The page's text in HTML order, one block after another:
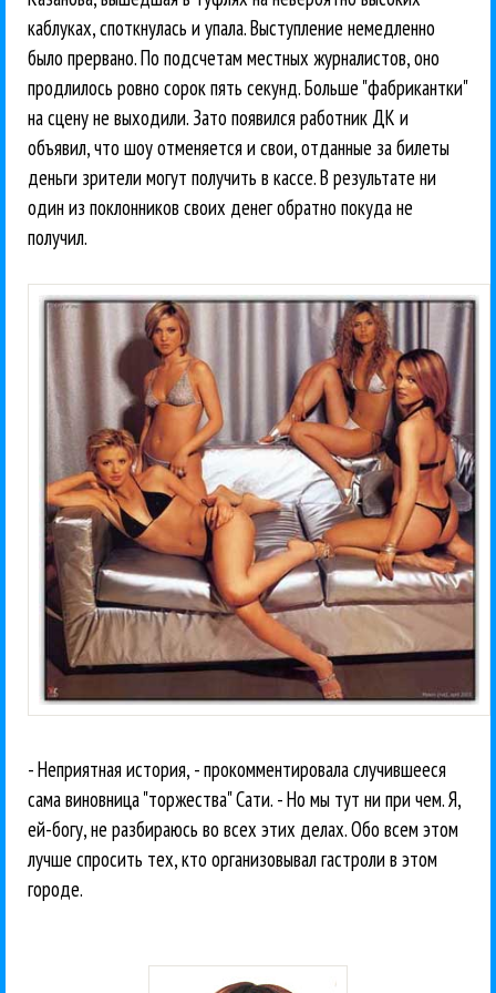
каблуках, споткнулась и упала. Выступление немедленно
было прервано. По подсчетам местных журналистов, оно
продлилось ровно сорок пять секунд. Больше "фабрикантки"
на сцену не выходили. Зато появился работник ДК и
объявил, что шоу отменяется и свои, отданные за билеты
деньги зрители могут получить в кассе. В результате ни
один из поклонников своих денег обратно покуда не
получил.
- Неприятная история, - прокомментировала случившееся
сама виновница "торжества" Сати. - Но мы тут ни при чем. Я,
ей-богу, не разбираюсь во всех этих делах. Обо всем этом
лучше спросить тех, кто организовывал гастроли в этом
городе.